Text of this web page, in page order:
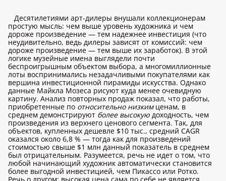
Десятилетиями арт-дилеры внушали коллекционерам
простую мысль: чем выше уровень художника и чем
дороже произведение — тем надежнее инвестиция (что
неудивительно, ведь дилеры зависят от комиссий: чем
дороже произведение — тем выше их заработок). В этой
логике музейные имена выглядели почти
беспроигрышным объектом выбора, а многомиллионные
лоты воспринимались незадачливыми покупателями как
вершина инвестиционной пирамиды искусства. Однако
данные Майкла Мозеса рисуют куда менее очевидную
картину. Анализ повторных продаж показал, что работы,
приобретенные по относительно низкимценам, в
среднем демонстрируют более высокую доходность, чем
произведения из верхнего ценового сегмента. Так, для
объектов, купленных дешевле $10 тыс., средний CAGR
оказался около 6,8 % — тогда как для произведений
стоимостью свыше $1 млн данный показатель в среднем
был отрицательным. Разумеется, речь не идет о том, что
любой начинающий художник автоматически становится
более выгодной инвестицией, чем Пикассо или Ротко.